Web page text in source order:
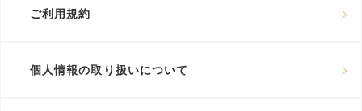
ご利用規約
個人情報の取り扱いについて